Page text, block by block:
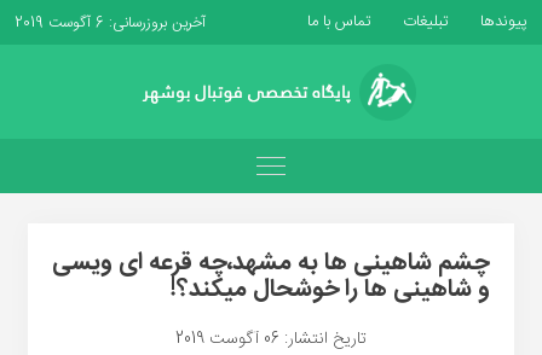
پیوندها تبلیغات تماس با ما آخرین بروزرسانی: 6 آگوست 2019
چشم شاهینی ها به مشهد،چه قرعه ای ویسی
و شاهینی ها را خوشحال میکند؟!
تاریخ انتشار: 06 آگوست 2019